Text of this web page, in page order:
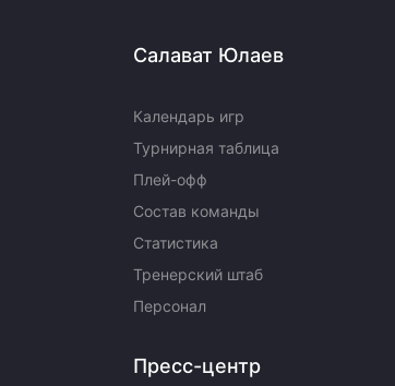
Салават Юлаев
Календарь игр
Турнирная таблица
Плей-офф
Состав команды
Статистика
Тренерский штаб
Персонал
Пресс-центр